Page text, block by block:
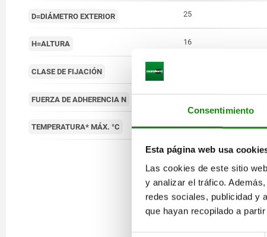
Consentimiento
Esta página web usa
Las cookies de este sitio
y analizar el tráfico.
redes sociales, publicidad y
que hayan recopilado a
D=DIÁMETRO EXTERIOR 25
H=ALTURA 16
CLASE DE FIJACIÓN
FUERZA DE ADHERENCIA N 29
TEMPERATURA* MÁX. °C 450